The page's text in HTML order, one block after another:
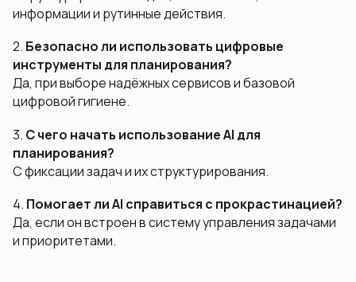
информации и рутинные действия.
2. Безопасно ли использовать цифровые
инструменты для планирования?
Да, при выборе надёжных сервисов и базовой
цифровой гигиене.
3. С чего начать использование AI для
планирования?
С фиксации задач и их структурирования.
4. Помогает ли AI справиться с прокрастинацией?
Да, если он встроен в систему управления задачами
и приоритетами.